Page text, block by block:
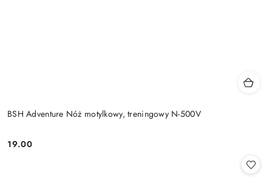
BSH Adventure Nóż motylkowy, treningowy N-500V
Cena:
19.00